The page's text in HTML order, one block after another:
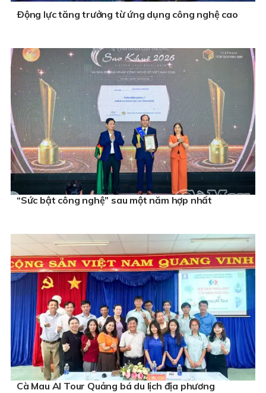
Ðộng lực tăng trưởng từ ứng dụng công nghệ cao
“Sức bật công nghệ” sau một năm hợp nhất
Cà Mau AI Tour Quảng bá du lịch địa phương